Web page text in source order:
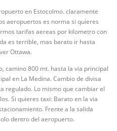
en Estocolmo. claramente
aeropuertos es norma si quieres
tarifas aereas por kilometro con
es terrible, mas barato ir hasta
Ottawa.
camino 800 mt. hasta la via principal
en La Medina. Cambio de divisa
regulado. Lo mismo que cambiar el
Si quieres taxi: Barato en la via
Frente a la salida
dentro del aeropuerto.